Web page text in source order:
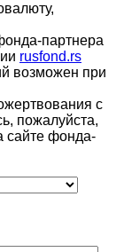
партнера
rusfond.rs
возможен при
с
пожалуйста,
сайте фонда-